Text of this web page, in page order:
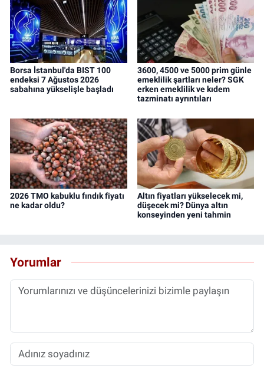
Borsa İstanbul'da BIST 100
endeksi 7 Ağustos 2026
sabahına yükselişle başladı
3600, 4500 ve 5000 prim günle
emeklilik şartları neler? SGK
erken emeklilik ve kıdem
tazminatı ayrıntıları
2026 TMO kabuklu fındık fiyatı
ne kadar oldu?
Altın fiyatları yükselecek mi,
düşecek mi? Dünya altın
konseyinden yeni tahmin
Yorumlar